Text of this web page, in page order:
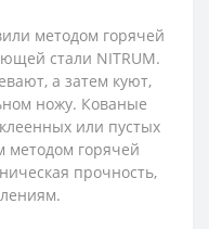
методом горячей
стали NITRUM.
а затем куют,
ножу. Кованые
или пустых
методом горячей
прочность,